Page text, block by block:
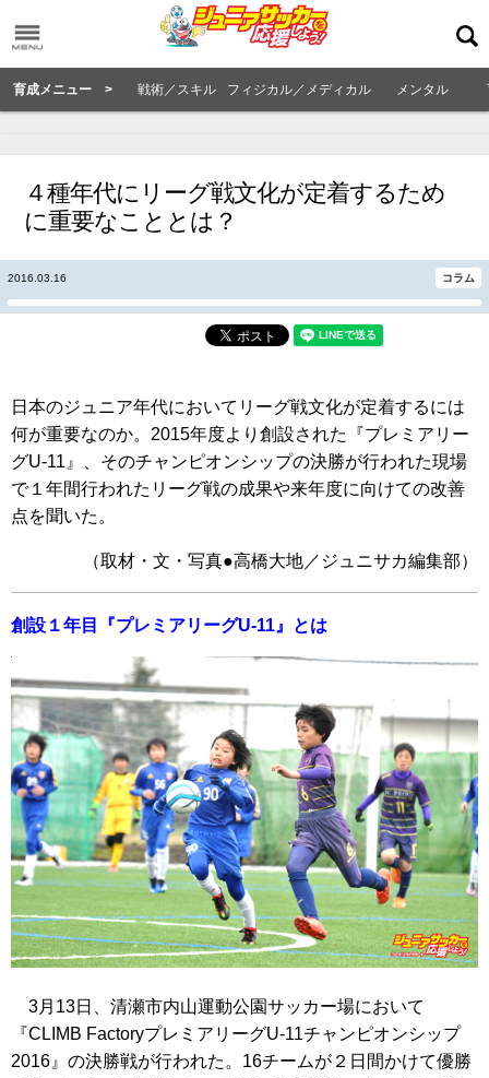
育成メニュー > 戦術／スキル フィジカル／メディカル メンタル
４種年代にリーグ戦文化が定着するため
に重要なこととは？
2016.03.16 コラム
日本のジュニア年代においてリーグ戦文化が定着するには
何が重要なのか。2015年度より創設された『プレミアリー
グU-11』、そのチャンピオンシップの決勝が行われた現場
で１年間行われたリーグ戦の成果や来年度に向けての改善
点を聞いた。
（取材・文・写真●高橋大地／ジュニサカ編集部）
創設１年目『プレミアリーグU-11』とは
3月13日、清瀬市内山運動公園サッカー場において
『CLIMB FactoryプレミアリーグU-11チャンピオンシップ
2016』の決勝戦が行われた。16チームが２日間かけて優勝